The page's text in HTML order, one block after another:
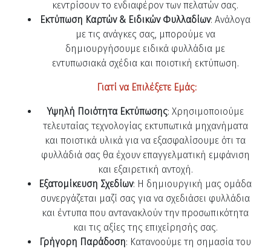
κεντρίσουν το ενδιαφέρον των πελατών σας.
Εκτύπωση Καρτών & Ειδικών Φυλλαδίων: Ανάλογα
με τις ανάγκες σας, μπορούμε να
δημιουργήσουμε ειδικά φυλλάδια με
εντυπωσιακά σχέδια και ποιοτική εκτύπωση.
Γιατί να Επιλέξετε Εμάς:
Υψηλή Ποιότητα Εκτύπωσης: Χρησιμοποιούμε
τελευταίας τεχνολογίας εκτυπωτικά μηχανήματα
και ποιοτικά υλικά για να εξασφαλίσουμε ότι τα
φυλλάδιά σας θα έχουν επαγγελματική εμφάνιση
και εξαιρετική αντοχή.
Εξατομίκευση Σχεδίων: Η δημιουργική μας ομάδα
συνεργάζεται μαζί σας για να σχεδιάσει φυλλάδια
και έντυπα που αντανακλούν την προσωπικότητα
και τις αξίες της επιχείρησής σας.
Γρήγορη Παράδοση: Κατανοούμε τη σημασία του